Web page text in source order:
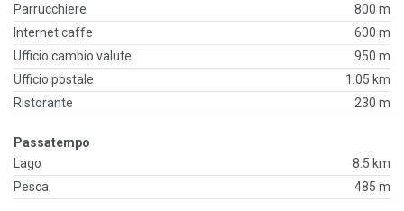
Parrucchiere
800 m
Internet caffe
600 m
Ufficio cambio valute
950 m
Ufficio postale
1.05 km
Ristorante
230 m
Passatempo
Lago
8.5 km
Pesca
485 m